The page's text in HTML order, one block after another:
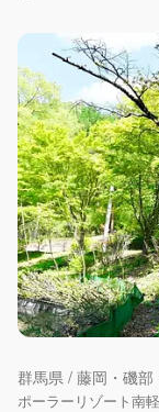
群馬県 / 藤岡・磯
ポーラーリゾート南